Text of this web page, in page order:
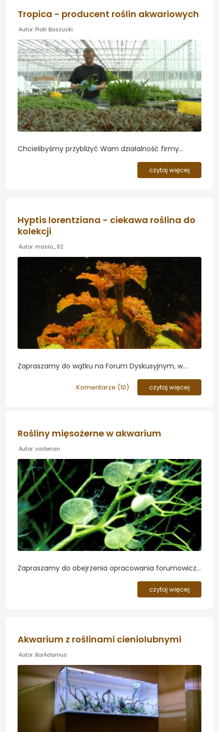
Tropica - producent roślin akwariowych
Autor: Piotr Baszucki
Chcielibyśmy przybliżyć Wam działalność firmy
jakości rośliny akwariowe do akwarystów na całym
Świecie. Zapraszamy do obejrzenia filmu...
czytaj więcej
Hyptis lorentziana - ciekawa roślina do
kolekcji
Autor: maslo_82
Zapraszamy do wątku na Forum Dyskusyjnym, w
lorentziana. Mimo oryginalnego wyglądu i ciekawej
kolorystyki liści jest ona stosunkowo rzadko
Komentarze (10) czytaj więcej
Rośliny mięsożerne w akwarium
Autor: vaderian
Zapraszamy do obejrzenia opracowania forumowicza
mięsożernych uprawianych w akwariach. Mała gratka
dla miłośników roślin z rodzaju Utricularia...
czytaj więcej
Akwarium z roślinami cieniolubnymi
Autor: BorAdamus